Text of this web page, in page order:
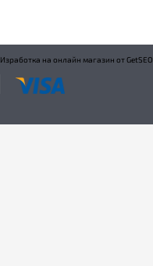
Изработка на онлайн магазин от GetSEO